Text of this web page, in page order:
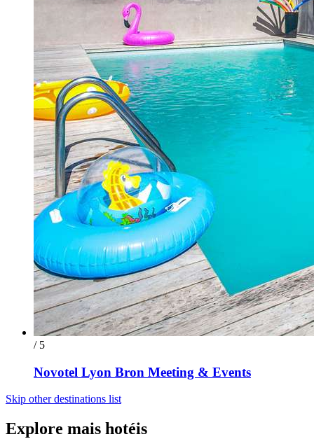
/ 5
Novotel Lyon Bron Meeting & Events
Skip other destinations list
Explore mais hotéis